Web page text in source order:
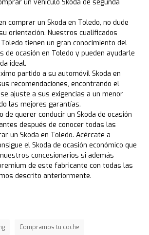
un vehículo Skoda de segunda
comprar un Skoda en Toledo, no dude
orientación. Nuestros cualificados
tienen un gran conocimiento del
de ocasión en Toledo y pueden ayudarle
ideal.
partido a su automóvil Skoda en
recomendaciones, encontrando el
ajuste a sus exigencias a un menor
las mejores garantías.
de querer conducir un Skoda de ocasión
después de conocer todas las
un Skoda en Toledo. Acércate a
el Skoda de ocasión económico que
concesionarios si además
de este fabricante con todas las
descrito anteriormente.
Compramos tu coche